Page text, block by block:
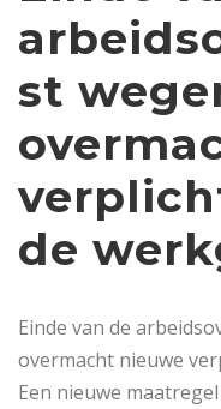
st
de
Einde van de
overmacht nieuwe
Een nieuwe